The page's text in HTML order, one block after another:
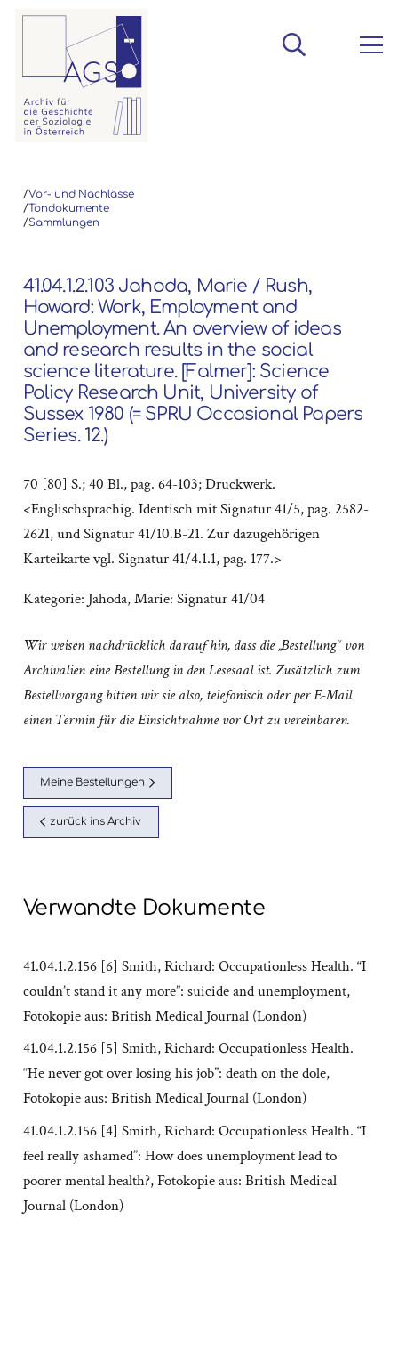
/Vor- und Nachlässe
/Tondokumente
/Sammlungen
41.04.1.2.103 Jahoda, Marie / Rush,
Howard: Work, Employment and
Unemployment. An overview of ideas
and research results in the social
science literature. [Falmer]: Science
Policy Research Unit, University of
Sussex 1980 (= SPRU Occasional Papers
Series. 12.)
70 [80] S.; 40 Bl., pag. 64-103; Druckwerk.
<Englischsprachig. Identisch mit Signatur 41/5, pag. 2582-
2621, und Signatur 41/10.B-21. Zur dazugehörigen
Karteikarte vgl. Signatur 41/4.1.1, pag. 177.>
Kategorie: Jahoda, Marie: Signatur 41/04
Wir weisen nachdrücklich darauf hin, dass die „Bestellung“ von
Archivalien eine Bestellung in den Lesesaal ist. Zusätzlich zum
Bestellvorgang bitten wir sie also, telefonisch oder per E-Mail
einen Termin für die Einsichtnahme vor Ort zu vereinbaren.
Meine Bestellungen
zurück ins Archiv
Verwandte Dokumente
41.04.1.2.156 [6] Smith, Richard: Occupationless Health. “I
couldn’t stand it any more”: suicide and unemployment,
Fotokopie aus: British Medical Journal (London)
41.04.1.2.156 [5] Smith, Richard: Occupationless Health.
“He never got over losing his job”: death on the dole,
Fotokopie aus: British Medical Journal (London)
41.04.1.2.156 [4] Smith, Richard: Occupationless Health. “I
feel really ashamed”: How does unemployment lead to
poorer mental health?, Fotokopie aus: British Medical
Journal (London)